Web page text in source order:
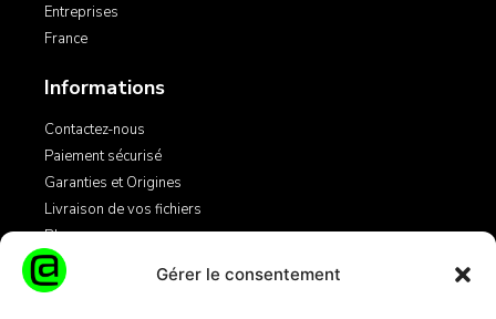
Gérer le consentement
Entreprises
France
Informations
Contactez-nous
Paiement sécurisé
Garanties et Origines
Livraison de vos fichiers
Blog